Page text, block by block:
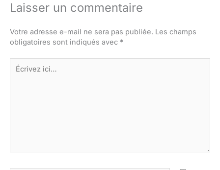
Laisser un commentaire
Votre adresse e-mail ne sera pas publiée. Les champs
obligatoires sont indiqués avec *
Écrivez
ici…